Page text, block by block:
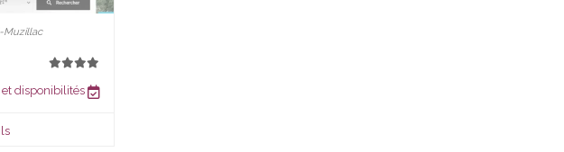
Muzillac
et disponibilités